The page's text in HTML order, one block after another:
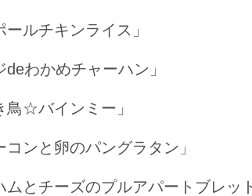
ルチキンライス」
わかめチャーハン」
☆バインミー」
ンと卵のパングラタン」
とチーズのプルアパートブレッ